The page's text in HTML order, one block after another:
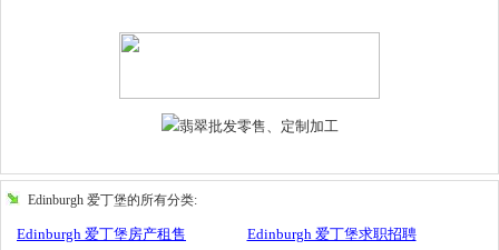
Edinburgh 爱丁堡的所有分类:
Edinburgh 爱丁堡房产租售
Edinburgh 爱丁堡求职招聘